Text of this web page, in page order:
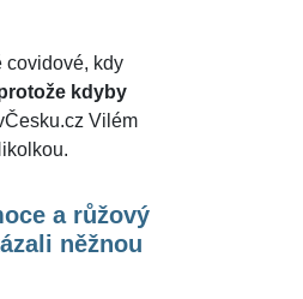
covidové, kdy
kdyby
Vilém
a růžový
něžnou